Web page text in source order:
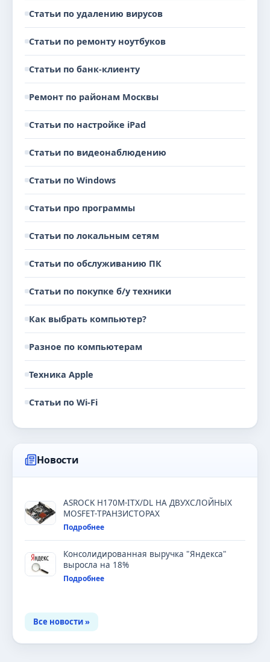
Статьи по удалению вирусов
Статьи по ремонту ноутбуков
Статьи по банк-клиенту
Ремонт по районам Москвы
Статьи по настройке iPad
Статьи по видеонаблюдению
Статьи по Windows
Статьи про программы
Статьи по локальным сетям
Статьи по обслуживанию ПК
Статьи по покупке б/у техники
Как выбрать компьютер?
Разное по компьютерам
Техника Apple
Статьи по Wi-Fi
Новости
ASROCK H170M-ITX/DL НА ДВУХСЛОЙНЫХ
MOSFET-ТРАНЗИСТОРАХ
Подробнее
Консолидированная выручка "Яндекса"
выросла на 18%
Подробнее
Все новости »